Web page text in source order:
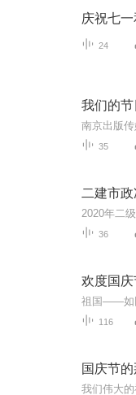
庆祝七
24
我们的
35
二建市
36
欢度国
116
国庆节